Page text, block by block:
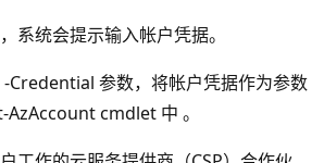
系统会提示输入帐户凭据。
Credential 参数，将帐户凭据作为参数
cmdlet 中 。